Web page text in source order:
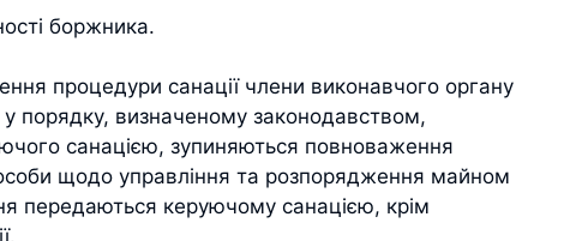
боржника.
процедури санації члени виконавчого органу
порядку, визначеному законодавством,
санацією, зупиняються повноваження
щодо управління та розпорядження майном
передаються керуючому санацією, крім